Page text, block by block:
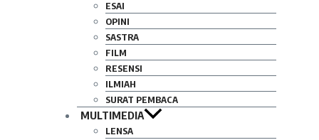
ESAI
OPINI
SASTRA
FILM
RESENSI
ILMIAH
SURAT PEMBACA
MULTIMEDIA
LENSA